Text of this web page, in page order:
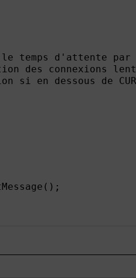
temps d'attente
des connexions
si en dessous de